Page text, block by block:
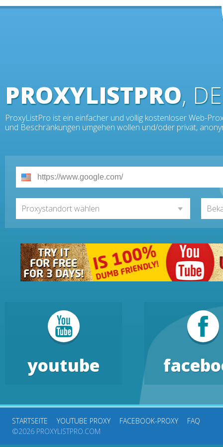
PROXYLISTPRO,
ProxyListPro ist ein einfacher und völlig kostenloser Web-
und Beschränkungen umgehen wollen und/oder privat,
Proxystandort wählen
youtube
STARTSEITE YOUTUBE PROXY FACEBOOK-PROXY
FAQ
©2026 PROXYLISTPRO.COM